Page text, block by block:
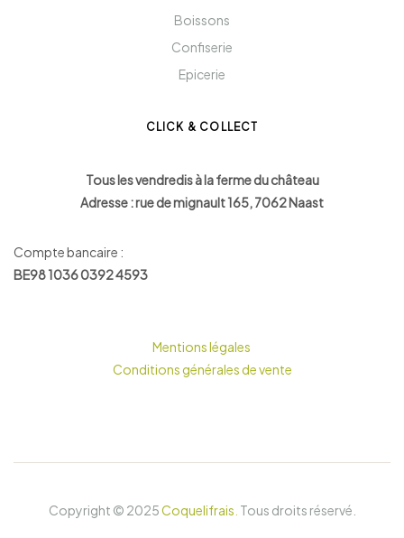
Boissons
Confiserie
Epicerie
CLICK & COLLECT
Tous les vendredis à la ferme du château
Adresse : rue de mignault 165, 7062 Naast
Compte bancaire :
BE98 1036 0392 4593
Mentions légales
Conditions générales de vente
Copyright © 2025Coquelifrais Tous droits réservé.